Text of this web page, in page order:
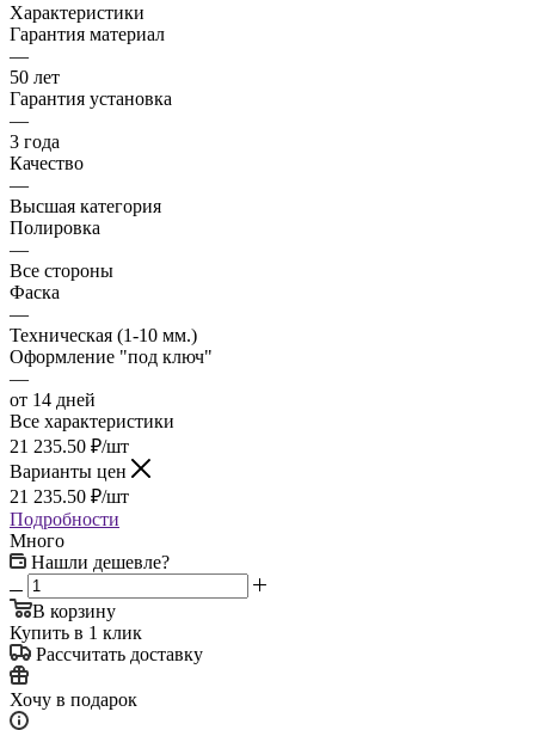
Характеристики
Гарантия материал
—
50 лет
Гарантия установка
—
3 года
Качество
—
Высшая категория
Полировка
—
Все стороны
Фаска
—
Техническая (1-10 мм.)
Оформление "под ключ"
—
от 14 дней
Все характеристики
21 235.50 ₽/шт
Варианты цен
21 235.50 ₽/шт
Подробности
Много
Нашли дешевле?
В корзину
Купить в 1 клик
Рассчитать доставку
Хочу в подарок